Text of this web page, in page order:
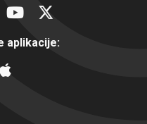
aplikacije: